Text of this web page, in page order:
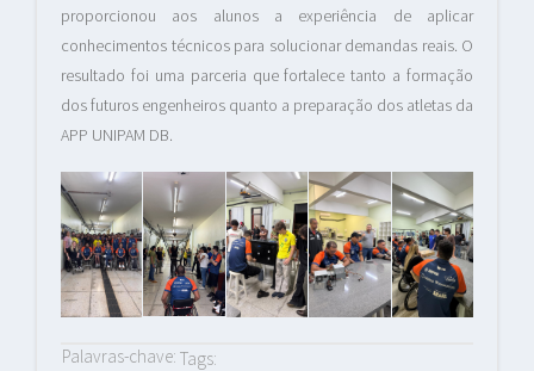
proporcionou aos alunos a experiência de aplicar
conhecimentos técnicos para solucionar demandas reais. O
resultado foi uma parceria que fortalece tanto a formação
dos futuros engenheiros quanto a preparação dos atletas da
APP UNIPAM DB.
Palavras-chave: Tags: